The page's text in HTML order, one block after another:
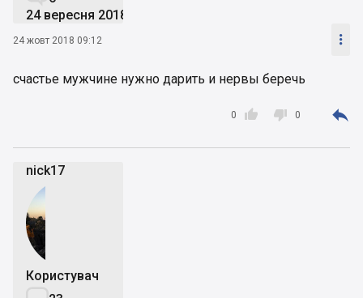
24 вересня 2018
24 жовт 2018 09:12 
счастье мужчине нужно дарить и нервы беречь

0  0 
nick17
Користувач